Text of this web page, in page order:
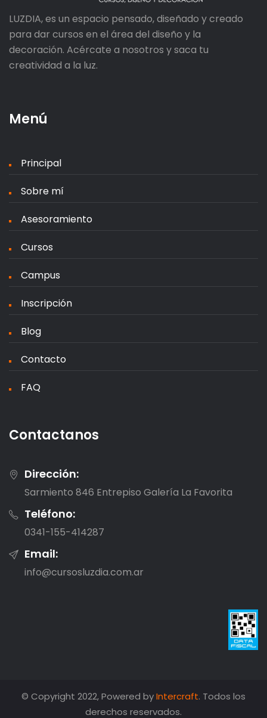
LUZDIA, es un espacio pensado, diseñado y creado
para dar cursos en el área del diseño y la
decoración. Acércate a nosotros y saca tu
creatividad a la luz.
Menú
Principal
Sobre mí
Asesoramiento
Cursos
Campus
Inscripción
Blog
Contacto
FAQ
Contactanos
Dirección:
Sarmiento 846 Entrepiso Galería La Favorita
Teléfono:
0341-155-414287
Email:
info@cursosluzdia.com.ar
© Copyright 2022, Powered byIntercraft. Todos los
derechos reservados.